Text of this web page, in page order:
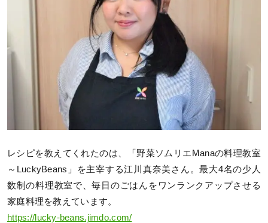
レシピを教えてくれたのは、「野菜ソムリエManaの料理教室
～LuckyBeans」を主宰する江川真奈美さん。最大4名の少人
数制の料理教室で、毎日のごはんをワンランクアップさせる
家庭料理を教えています。
https://lucky-beans.jimdo.com/